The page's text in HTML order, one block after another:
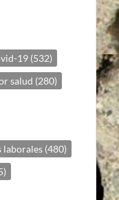
19 (532)
salud (280)
laborales (480)